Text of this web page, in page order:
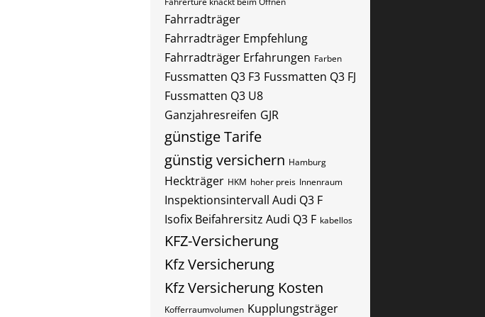
Fahrradträger
Fahrradträger Empfehlung
Fahrradträger Erfahrungen Farben
Fussmatten Q3 F3 Fussmatten Q3 FJ
Fussmatten Q3 U8
Ganzjahresreifen GJR
günstige Tarife
günstig versichern Hamburg
Heckträger HKM hoher preis Innenraum
Inspektionsintervall Audi Q3 F
Isofix Beifahrersitz Audi Q3 F kabellos
KFZ-Versicherung
Kfz Versicherung
Kfz Versicherung Kosten
Kofferraumvolumen Kupplungsträger